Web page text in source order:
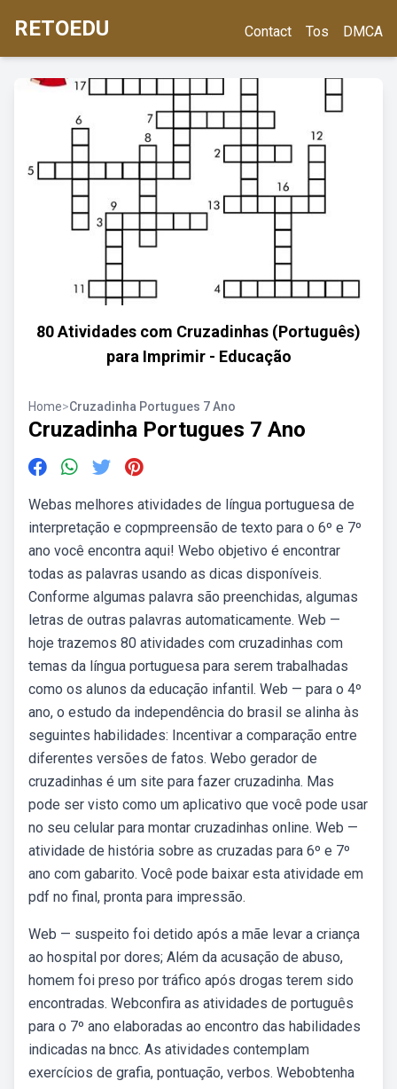
RETOEDU Contact Tos DMCA
80 Atividades com Cruzadinhas (Português)
para Imprimir - Educação
Home>Cruzadinha Portugues 7 Ano
Cruzadinha Portugues 7 Ano
Webas melhores atividades de língua portuguesa de
interpretação e copmpreensão de texto para o 6º e 7º
ano você encontra aqui! Webo objetivo é encontrar
todas as palavras usando as dicas disponíveis.
Conforme algumas palavra são preenchidas, algumas
letras de outras palavras automaticamente. Web —
hoje trazemos 80 atividades com cruzadinhas com
temas da língua portuguesa para serem trabalhadas
como os alunos da educação infantil. Web — para o 4º
ano, o estudo da independência do brasil se alinha às
seguintes habilidades: Incentivar a comparação entre
diferentes versões de fatos. Webo gerador de
cruzadinhas é um site para fazer cruzadinha. Mas
pode ser visto como um aplicativo que você pode usar
no seu celular para montar cruzadinhas online. Web —
atividade de história sobre as cruzadas para 6º e 7º
ano com gabarito. Você pode baixar esta atividade em
pdf no final, pronta para impressão.
Web — suspeito foi detido após a mãe levar a criança
ao hospital por dores; Além da acusação de abuso,
homem foi preso por tráfico após drogas terem sido
encontradas. Webconfira as atividades de português
para o 7º ano elaboradas ao encontro das habilidades
indicadas na bncc. As atividades contemplam
exercícios de grafia, pontuação, verbos. Webobtenha